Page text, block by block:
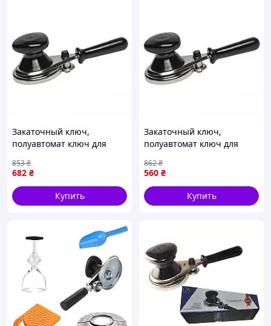
Закаточный ключ,
полуавтомат ключ для
ключ с подшипником для
консервации berlin
682 ₴
853₴
Купить
Закаточный ключ,
полуавтомат ключ для
ключ с подшипником для
консервации
560 ₴
862₴
Купить